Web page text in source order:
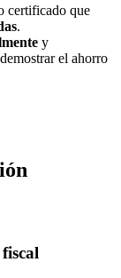
certificado que
.
y
el ahorro